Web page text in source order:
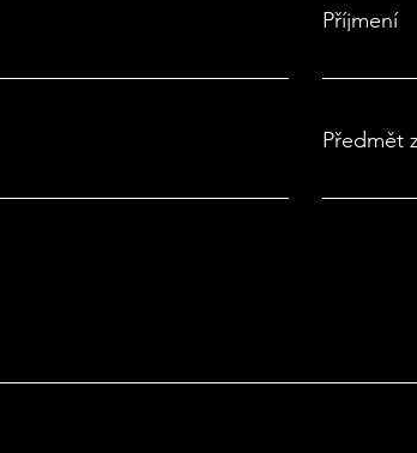
Příjmení
Předmět